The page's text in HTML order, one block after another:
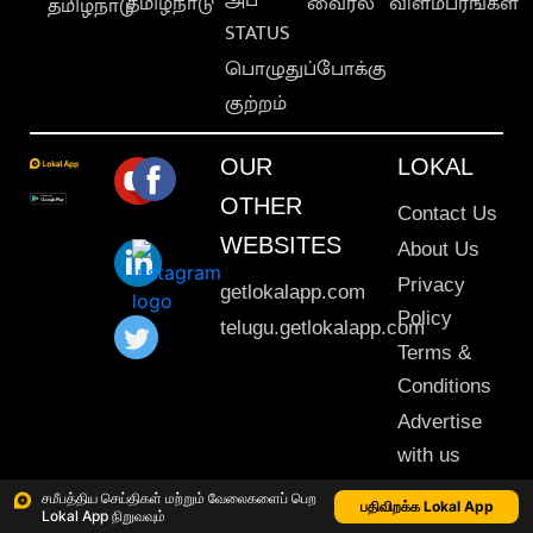
சமீபத்திய செய்திகள் மற்றும் வேலைகளைப் பெற
Lokal App நிறுவவும்
பதிவிறக்க Lokal App
STATUS
பொழுதுப்போக்கு
குற்றம்
OUR
OTHER
WEBSITES
getlokalapp.com
telugu.getlokalapp.com
LOKAL
Contact Us
About Us
Privacy
Policy
Terms &
Conditions
Advertise
with us
Sitemap
This material may not be published, transmitted, rewritten or redistributed. © 2020 Lokal App. All rights reserved.